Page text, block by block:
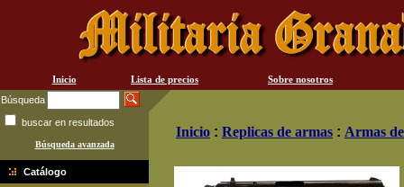
Inicio Lista de precios
Sobre nosotros
Búsqueda
buscar en resultados
Búsqueda avanzada
Catálogo
Inicio : Replicas de armas : Armas